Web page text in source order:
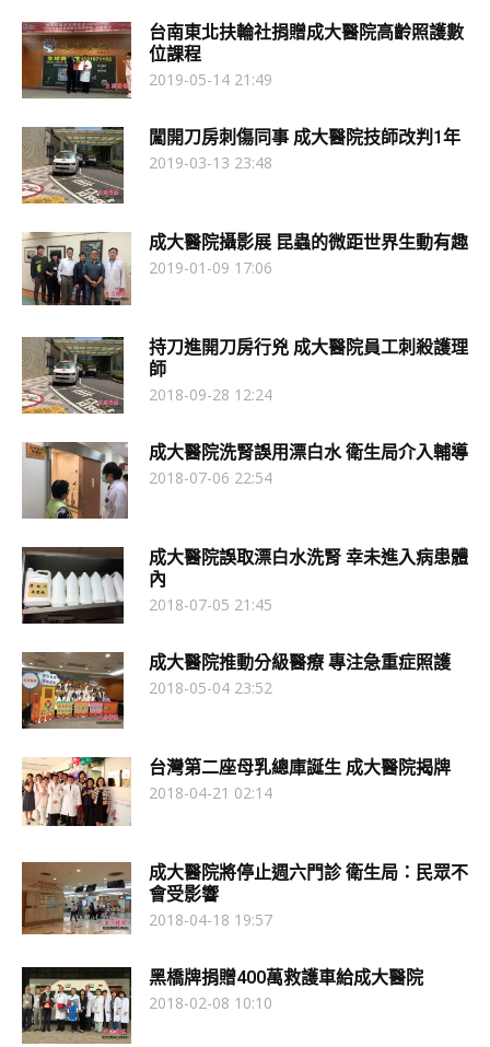
台南東北扶輪社捐贈成大醫院高齡照護數
位課程
2019-05-14 21:49
闖開刀房刺傷同事 成大醫院技師改判1年
2019-03-13 23:48
成大醫院攝影展 昆蟲的微距世界生動有趣
2019-01-09 17:06
持刀進開刀房行兇 成大醫院員工刺殺護理
師
2018-09-28 12:24
成大醫院洗腎誤用漂白水 衛生局介入輔導
2018-07-06 22:54
成大醫院誤取漂白水洗腎 幸未進入病患體
內
2018-07-05 21:45
成大醫院推動分級醫療 專注急重症照護
2018-05-04 23:52
台灣第二座母乳總庫誕生 成大醫院揭牌
2018-04-21 02:14
成大醫院將停止週六門診 衛生局：民眾不
會受影響
2018-04-18 19:57
黑橋牌捐贈400萬救護車給成大醫院
2018-02-08 10:10